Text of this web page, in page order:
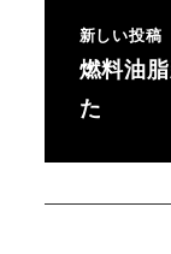
新しい投稿
燃料油
た